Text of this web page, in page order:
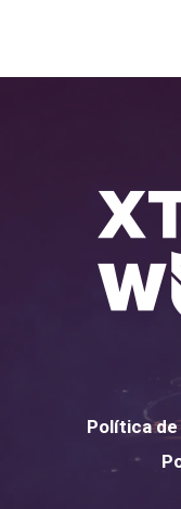
Política